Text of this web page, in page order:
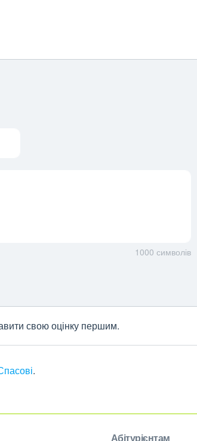
1000 символів
свою оцінку першим.
.
Абітурієнтам